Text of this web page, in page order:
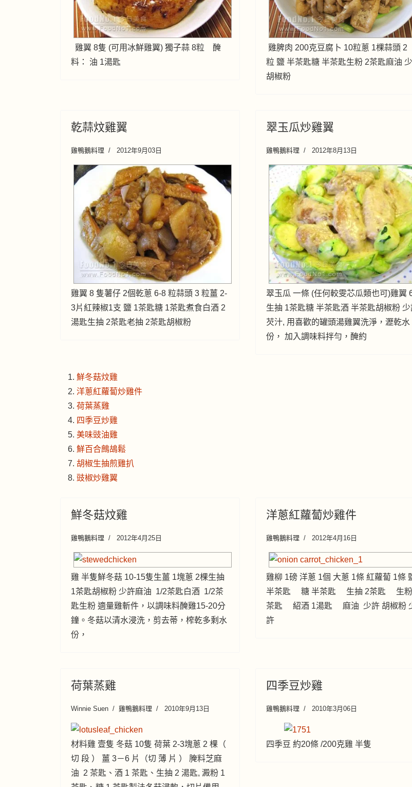
雞翼 8隻 (可用冰鮮雞翼) 獨子蒜 8粒 醃
料： 油 1湯匙
雞脾肉 200克豆腐卜 10粒蔥 1棵蒜頭 2
粒 鹽 半茶匙糖 半茶匙生粉 2茶匙麻油
胡椒粉
乾蒜炆雞翼
雞鴨鵝料理 2012年9月03日
雞翼 8 隻薯仔 2個乾蔥 6-8 粒蒜頭 3 粒薑 2-
3片紅辣椒1支 鹽 1茶匙糖 1茶匙煮食白酒 2
湯匙生抽 2茶匙老抽 2茶匙胡椒粉
翠玉瓜炒雞翼
雞鴨鵝料理 2012年8月13日
翠玉瓜 一條 (任何較雯芯瓜類也可)雞翼
生抽 1茶匙糖 半茶匙酒 半茶匙胡椒粉 少
芡汁, 用喜歡的罐頭湯雞翼洗淨，瀝乾水
份， 加入調味料拌勻，醃約
鮮冬菇炆雞
洋蔥紅蘿蔔炒雞件
荷葉蒸雞
四季豆炒雞
美味豉油雞
鮮百合鷓鴣鬆
胡椒生抽煎雞扒
豉椒炒雞翼
鮮冬菇炆雞
雞鴨鵝料理 2012年4月25日
雞 半隻鮮冬菇 10-15隻生薑 1塊蔥 2棵生抽
1茶匙胡椒粉 少許麻油 1/2茶匙白酒 1/2茶
匙生粉 適量雞斬件，以調味料醃雞15-20分
鐘。冬菇以清水浸洗，剪去蒂，榨乾多剩水
份，
洋蔥紅蘿蔔炒雞件
雞鴨鵝料理 2012年4月16日
雞柳 1磅 洋蔥 1個 大蔥 1條 紅蘿蔔 1條
半茶匙 糖 半茶匙 生抽 2茶匙 生
茶匙 紹酒 1湯匙 麻油 少許 胡椒粉
許
荷葉蒸雞
Winnie Suen 雞鴨鵝料理 2010年9月13日
材料雞 壹隻 冬菇 10隻 荷葉 2-3塊蔥 2 棵（
切 段 ） 薑 3－6 片（切 薄 片 ） 腌料芝麻
油 2 茶匙、酒 1 茶匙、生抽 2 湯匙, 澱粉 1
四季豆炒雞
雞鴨鵝料理 2010年3月06日
四季豆 約20條 /200克雞 半隻